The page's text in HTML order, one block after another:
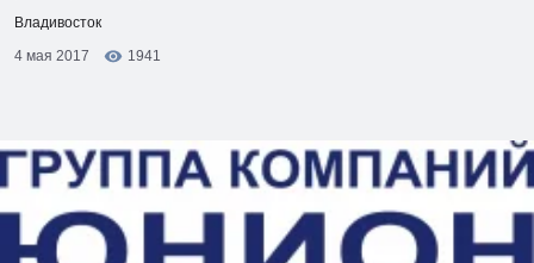
Владивосток
4 мая 2017
1941